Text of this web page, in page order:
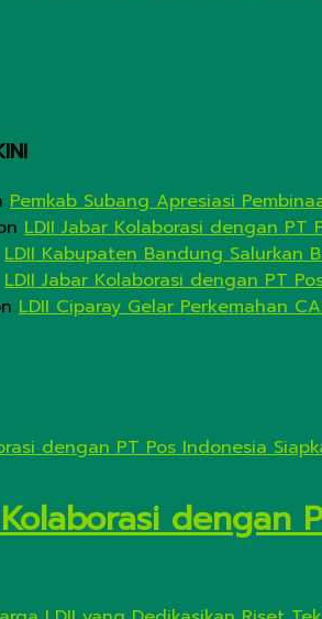
Pemkab Subang Apresiasi
LDII Jabar Kolaborasi dengan PT
LDII Kabupaten Bandung Salurkan
LDII Jabar Kolaborasi dengan PT
LDII Ciparay Gelar Perkemahan
dengan